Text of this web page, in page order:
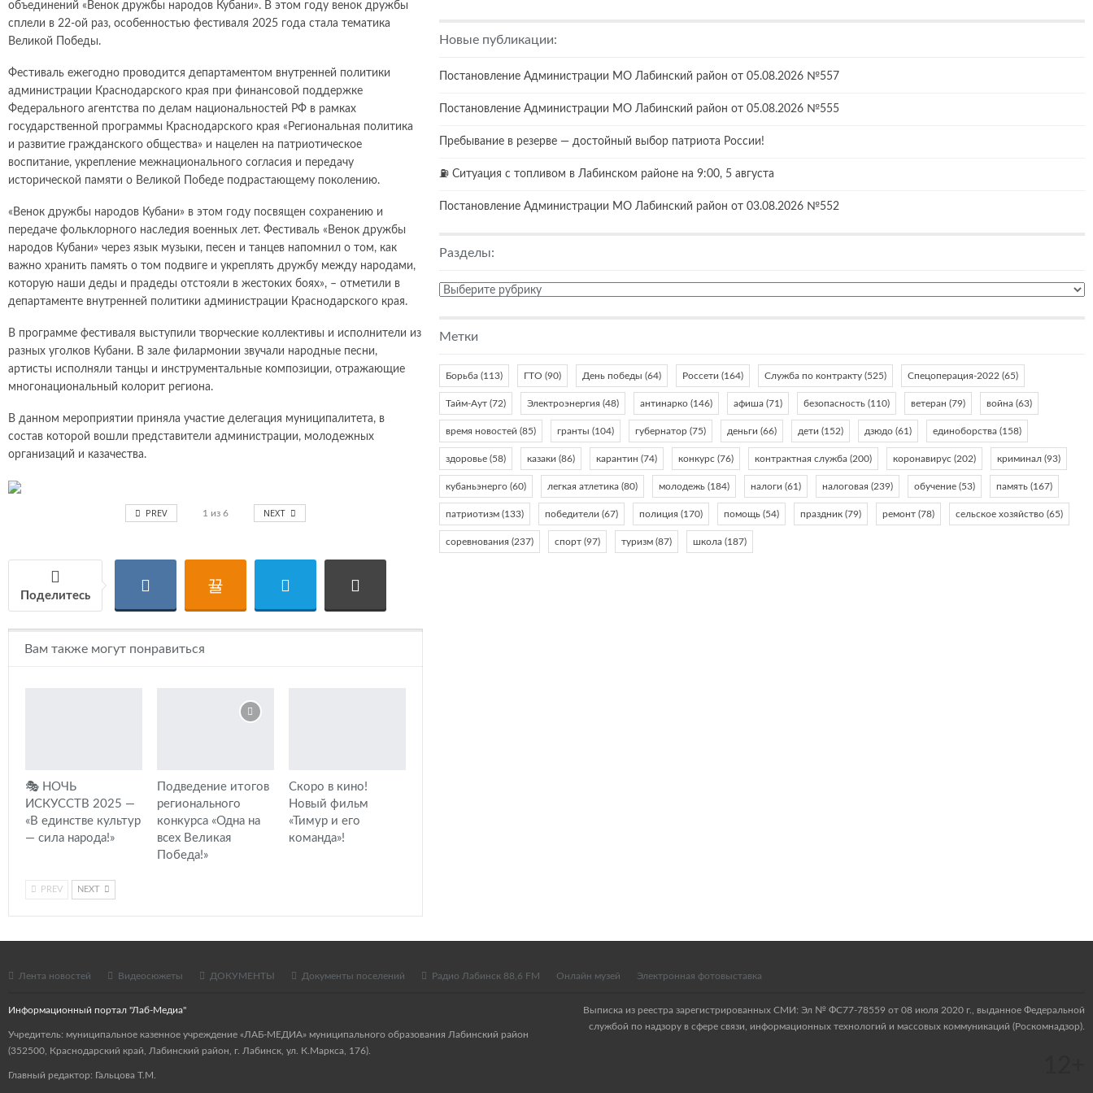
объединений «Венок дружбы народов Кубани». В этом году венок дружбы
сплели в 22-ой раз, особенностью фестиваля 2025 года стала тематика
Великой Победы.
Фестиваль ежегодно проводится департаментом внутренней политики
администрации Краснодарского края при финансовой поддержке
Федерального агентства по делам национальностей РФ в рамках
государственной программы Краснодарского края «Региональная политика
и развитие гражданского общества» и нацелен на патриотическое
воспитание, укрепление межнационального согласия и передачу
исторической памяти о Великой Победе подрастающему поколению.
«Венок дружбы народов Кубани» в этом году посвящен сохранению и
передаче фольклорного наследия военных лет. Фестиваль «Венок дружбы
народов Кубани» через язык музыки, песен и танцев напомнил о том, как
важно хранить память о том подвиге и укреплять дружбу между народами,
которую наши деды и прадеды отстояли в жестоких боях», – отметили в
департаменте внутренней политики администрации Краснодарского края.
В программе фестиваля выступили творческие коллективы и исполнители из
разных уголков Кубани. В зале филармонии звучали народные песни,
артисты исполняли танцы и инструментальные композиции, отражающие
многонациональный колорит региона.
В данном мероприятии приняла участие делегация муниципалитета, в
состав которой вошли представители администрации, молодежных
организаций и казачества.
PREV 1 из 6 NEXT
Поделитесь
Вам также могут понравиться
🎭 НОЧЬ
ИСКУССТВ 2025 —
«В единстве культур
— сила народа!»
Подведение итогов
регионального
конкурса «Одна на
всех Великая
Победа!»
Скоро в кино!
Новый фильм
«Тимур и его
команда»!
PREV NEXT
Новые публикации:
Постановление Администрации МО Лабинский район от 05.08.2026 №557
Постановление Администрации МО Лабинский район от 05.08.2026 №555
Пребывание в резерве — достойный выбор патриота России!
⛽️ Ситуация с топливом в Лабинском районе на 9:00, 5 августа
Постановление Администрации МО Лабинский район от 03.08.2026 №552
Разделы:
Разделы:
Метки
Борьба(113) ГТО (90) День победы (64) Россети (164) Служба по контракту(525) Спецоперация-2022 (65)
Тайм-Аут(72) Электроэнергия (48) антинарко(146) афиша(71) безопасность(110) ветеран (79) война(63)
время новостей (85) гранты (104) губернатор(75) деньги (66) дети (152) дзюдо(61) единоборства(158)
здоровье(58) казаки (86) карантин (74) конкурс (76) контрактная служба(200) коронавирус (202) криминал(93)
кубаньэнерго(60) легкая атлетика(80) молодежь(184) налоги (61) налоговая (239) обучение(53) память(167)
патриотизм(133) победители (67) полиция (170) помощь(54) праздник(79) ремонт(78) сельское хозяйство(65)
соревнования (237) спорт(97) туризм(87) школа(187)
Лента новостей Видеосюжеты ДОКУМЕНТЫ Документы поселений Радио Лабинск 88,6 FM Онлайн музей Электронная фотовыставка
Информационный портал "Лаб-Медиа"
Учредитель: муниципальное казенное учреждение «ЛАБ-МЕДИА» муниципального образования Лабинский район
(352500, Краснодарский край, Лабинский район, г. Лабинск, ул. К.Маркса, 176).
Главный редактор: Гальцова Т.М.
Выписка из реестра зарегистрированных СМИ: Эл № ФС77-78559 от 08 июля 2020 г., выданное Федеральной
службой по надзору в сфере связи, информационных технологий и массовых коммуникаций (Роскомнадзор).